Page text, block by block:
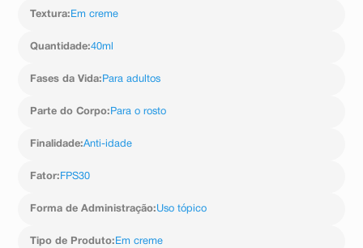
Textura: Em creme
Quantidade:40ml
Fases da Vida: Para adultos
Parte do Corpo: Para o rosto
Finalidade:Anti-idade
Fator: FPS30
Forma de Administração:Uso tópico
Tipo de Produto: Em creme